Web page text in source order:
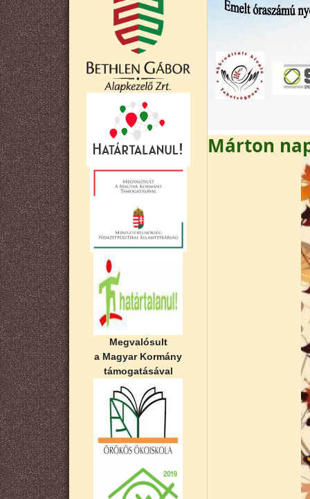
Megvalósult
a Magyar Kormány
támogatásával
Márton